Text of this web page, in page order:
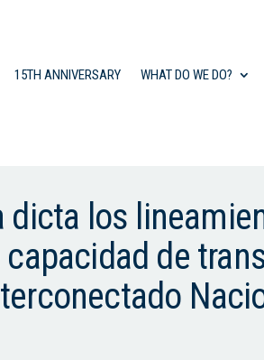
15TH ANNIVERSARY WHAT DO WE DO?
los
de